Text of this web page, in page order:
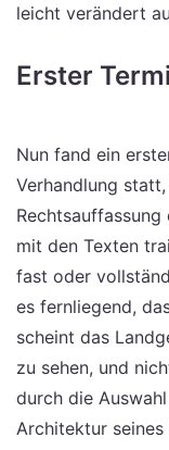
leicht verändert
Erster
Nun fand ein
Verhandlung
mit den Texten
fast oder
es fernliegend,
scheint das
zu sehen, und
durch die
Architektur seines